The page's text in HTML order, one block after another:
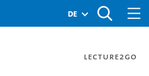
de
Lecture2Go